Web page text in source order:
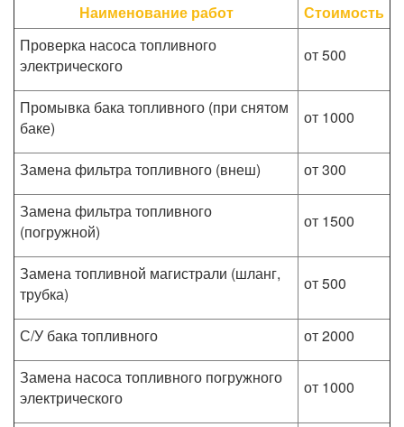
Наименование работ
Стоимость
Проверка насоса топливного
электрического
от 500
Промывка бака топливного (при снятом
баке)
от 1000
Замена фильтра топливного (внеш)
от 300
Замена фильтра топливного
(погружной)
от 1500
Замена топливной магистрали (шланг,
трубка)
от 500
С/У бака топливного
от 2000
Замена насоса топливного погружного
электрического
от 1000